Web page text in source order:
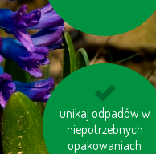
unikaj odpadów w
niepotrzebnych
opakowaniach
wybieraj schody
zamiast windy